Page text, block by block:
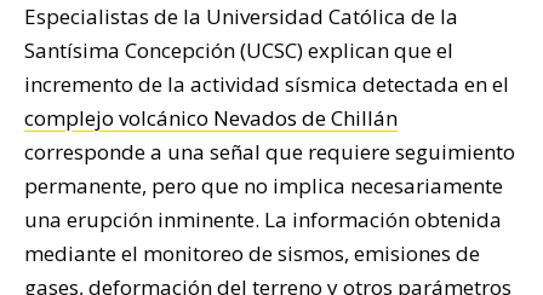
Especialistas de la Universidad Católica de la
Santísima Concepción (UCSC) explican que el
incremento de la actividad sísmica detectada en el
complejo volcánico Nevados de Chillán
corresponde a una señal que requiere seguimiento
permanente, pero que no implica necesariamente
una erupción inminente. La información obtenida
mediante el monitoreo de sismos, emisiones de
gases, deformación del terreno y otros parámetros